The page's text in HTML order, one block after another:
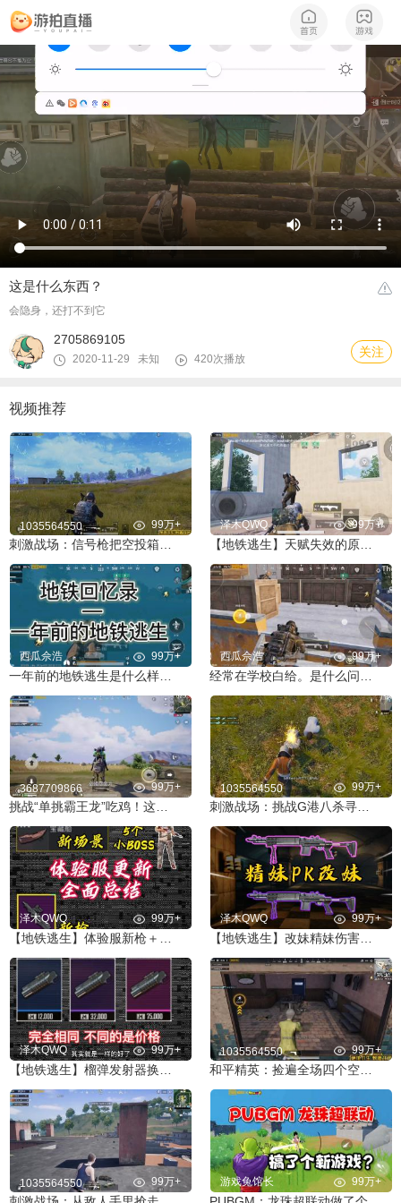
这是什么东西？
会隐身，还打不到它
2705869105
2020-11-29 未知 420次播放 关注
视频推荐
1035564550 99万+ 泽木QWQ 99万+
西瓜佘浩 99万+ 西瓜佘浩 99万+
3687709866 99万+
挑战“单挑霸王龙”吃鸡！这才是真正猛男游戏！
1035564550 99万+
刺激战场：挑战G港八杀寻信号枪 却被神仙武器一枪带走？！
泽木QWQ 99万+ 泽木QWQ 99万+
泽木QWQ 99万+ 1035564550 99万+
1035564550 99万+ 游戏兔馆长 99万+